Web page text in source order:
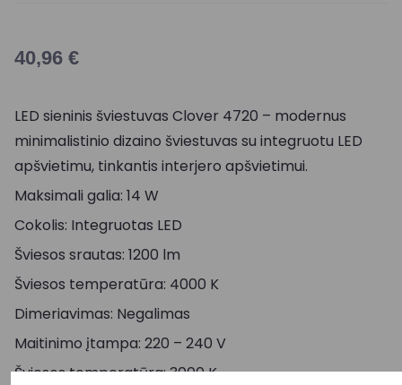
40,96 €
LED sieninis šviestuvas Clover 4720 – modernus
minimalistinio dizaino šviestuvas su integruotu LED
apšvietimu, tinkantis interjero apšvietimui.
Maksimali galia: 14 W
Cokolis: Integruotas LED
Šviesos srautas: 1200 lm
Šviesos temperatūra: 4000 K
Dimeriavimas: Negalimas
Maitinimo įtampa: 220 – 240 V
Šviesos temperatūra: 3000 K